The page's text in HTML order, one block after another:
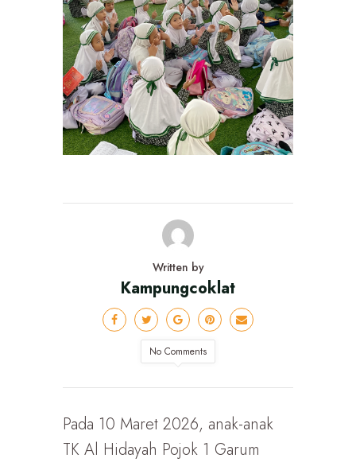
Written by
Kampungcoklat
No Comments
Pada 10 Maret 2026, anak-anak
TK Al Hidayah Pojok 1 Garum